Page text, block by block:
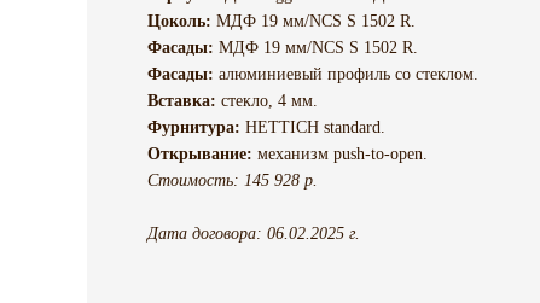
Цоколь: МДФ 19 мм/NCS S 1502 R.
Фасады: МДФ 19 мм/NCS S 1502 R.
Фасады: алюминиевый профиль со стеклом.
Вставка: стекло, 4 мм.
Фурнитура: HETTICH standard.
Открывание: механизм push-to-open.
Стоимость: 145 928 р.
Дата договора: 06.02.2025 г.